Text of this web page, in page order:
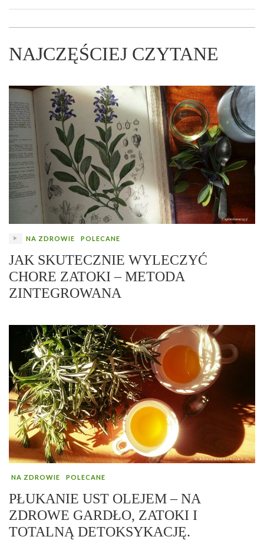
NAJCZĘŚCIEJ CZYTANE
NA ZDROWIE POLECANE
JAK SKUTECZNIE WYLECZYĆ
CHORE ZATOKI – METODA
ZINTEGROWANA
NA ZDROWIE POLECANE
PŁUKANIE UST OLEJEM – NA
ZDROWE GARDŁO, ZATOKI I
TOTALNĄ DETOKSYKACJĘ.